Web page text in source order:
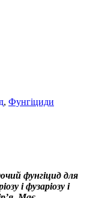
, Фунгіциди
фунгіцид для
і фузаріозу і